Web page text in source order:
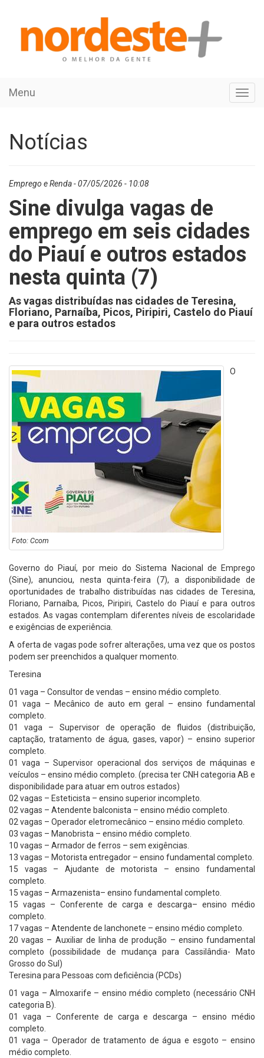
Menu
Notícias
Emprego e Renda - 07/05/2026 - 10:08
Sine divulga vagas de
emprego em seis cidades
do Piauí e outros estados
nesta quinta (7)
As vagas distribuídas nas cidades de Teresina,
Floriano, Parnaíba, Picos, Piripiri, Castelo do Piauí
e para outros estados
Foto: Ccom
O
Governo do Piauí, por meio do Sistema Nacional de Emprego
(Sine), anunciou, nesta quinta-feira (7), a disponibilidade de
oportunidades de trabalho distribuídas nas cidades de Teresina,
Floriano, Parnaíba, Picos, Piripiri, Castelo do Piauí e para outros
estados. As vagas contemplam diferentes níveis de escolaridade
e exigências de experiência.
A oferta de vagas pode sofrer alterações, uma vez que os postos
podem ser preenchidos a qualquer momento.
Teresina
01 vaga – Consultor de vendas – ensino médio completo.
01 vaga – Mecânico de auto em geral – ensino fundamental
completo.
01 vaga – Supervisor de operação de fluidos (distribuição,
captação, tratamento de água, gases, vapor) – ensino superior
completo.
01 vaga – Supervisor operacional dos serviços de máquinas e
veículos – ensino médio completo. (precisa ter CNH categoria AB e
disponibilidade para atuar em outros estados)
02 vagas – Esteticista – ensino superior incompleto.
02 vagas – Atendente balconista – ensino médio completo.
02 vagas – Operador eletromecânico – ensino médio completo.
03 vagas – Manobrista – ensino médio completo.
10 vagas – Armador de ferros – sem exigências.
13 vagas – Motorista entregador – ensino fundamental completo.
15 vagas – Ajudante de motorista – ensino fundamental
completo.
15 vagas – Armazenista– ensino fundamental completo.
15 vagas – Conferente de carga e descarga– ensino médio
completo.
17 vagas – Atendente de lanchonete – ensino médio completo.
20 vagas – Auxiliar de linha de produção – ensino fundamental
completo (possibilidade de mudança para Cassilândia- Mato
Grosso do Sul)
Teresina para Pessoas com deficiência (PCDs)
01 vaga – Almoxarife – ensino médio completo (necessário CNH
categoria B).
01 vaga – Conferente de carga e descarga – ensino médio
completo.
01 vaga – Operador de tratamento de água e esgoto – ensino
médio completo.